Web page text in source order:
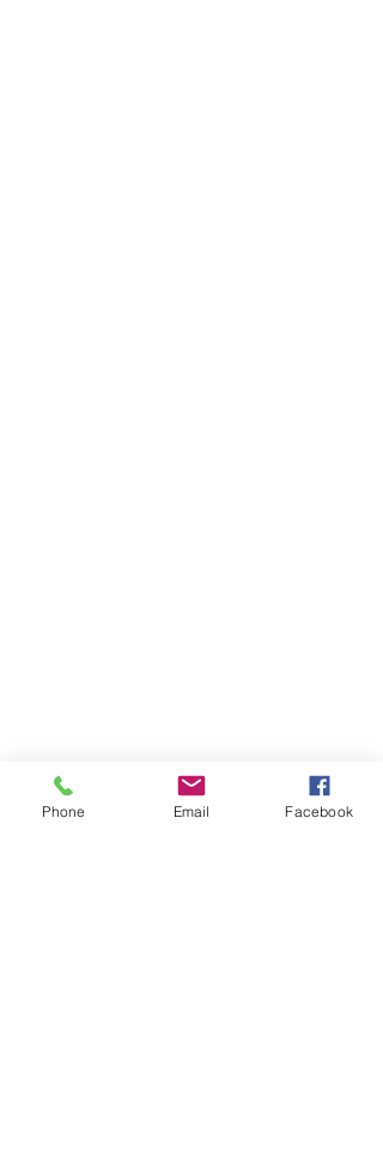
Phone Email Facebook